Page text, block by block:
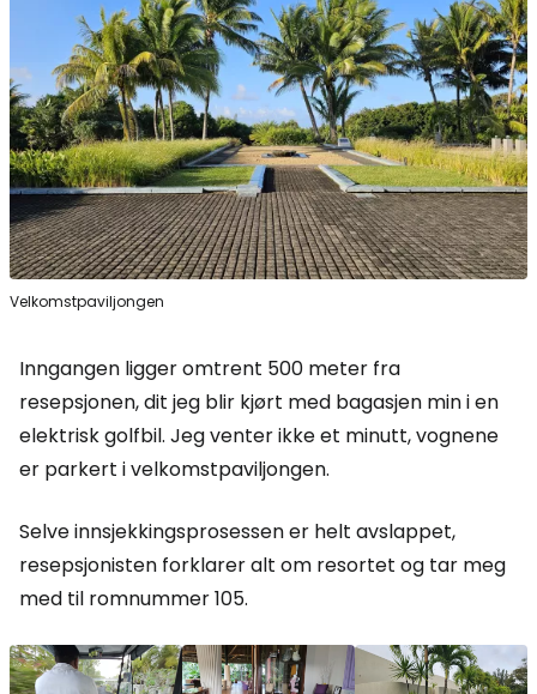
Velkomstpaviljongen
Inngangen ligger omtrent 500 meter fra
resepsjonen, dit jeg blir kjørt med bagasjen min i en
elektrisk golfbil. Jeg venter ikke et minutt, vognene
er parkert i velkomstpaviljongen.
Selve innsjekkingsprosessen er helt avslappet,
resepsjonisten forklarer alt om resortet og tar meg
med til romnummer 105.